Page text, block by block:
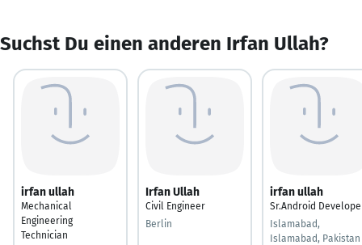
Suchst Du einen anderen Irfan Ullah?
irfan ullah
Mechanical
Engineering
Technician
Irfan Ullah
Civil Engineer
Berlin
irfan ullah
Sr.Android
Islamabad,
Islamabad, Pakistan